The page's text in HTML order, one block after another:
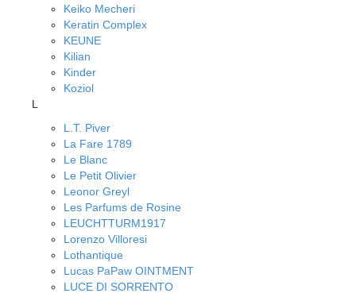
Keiko Mecheri
Keratin Complex
KEUNE
Kilian
Kinder
Koziol
L
L.T. Piver
La Fare 1789
Le Blanc
Le Petit Olivier
Leonor Greyl
Les Parfums de Rosine
LEUCHTTURM1917
Lorenzo Villoresi
Lothantique
Lucas PaPaw OINTMENT
LUCE DI SORRENTO